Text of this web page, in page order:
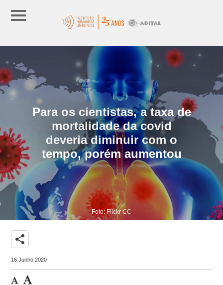
Para os cientistas, a taxa de
mortalidade da covid
deveria diminuir com o
tempo, porém aumentou
Foto: Flickr CC
share
16 Junho 2020